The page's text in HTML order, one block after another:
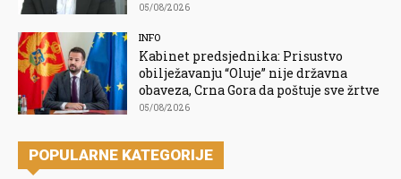
05/08/2026
INFO
Kabinet predsjednika: Prisustvo
obilježavanju “Oluje” nije državna
obaveza, Crna Gora da poštuje sve žrtve
05/08/2026
POPULARNE KATEGORIJE